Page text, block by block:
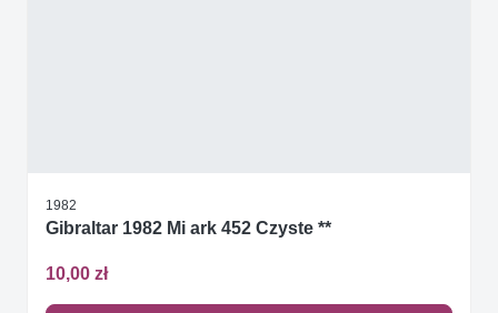
1982
Gibraltar 1982 Mi ark 452 Czyste **
10,00 zł